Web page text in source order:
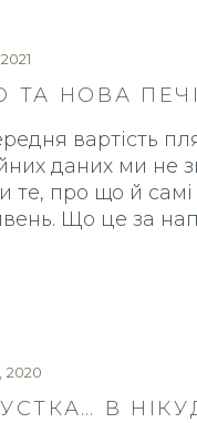
ТА НОВА
вартість
даних ми не
те, про що й
Що це за
2020
В